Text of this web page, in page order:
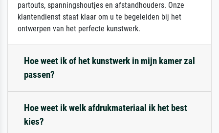
partouts, spanningshoutjes en afstandhouders. Onze
klantendienst staat klaar om u te begeleiden bij het
ontwerpen van het perfecte kunstwerk.
Hoe weet ik of het kunstwerk in mijn kamer zal
passen?
Hoe weet ik welk afdrukmateriaal ik het best
kies?